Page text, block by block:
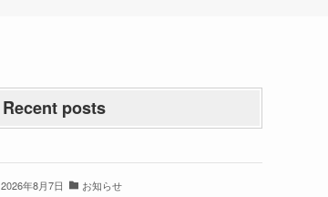
Recent posts
2026年8月7日 お知らせ